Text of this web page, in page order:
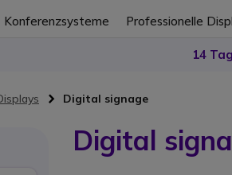
Konferenzsysteme Professionelle
14
Digital signage
Digital